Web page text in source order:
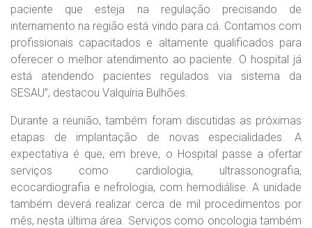
paciente que esteja na regulação precisando de
internamento na região está vindo para cá. Contamos com
profissionais capacitados e altamente qualificados para
oferecer o melhor atendimento ao paciente. O hospital já
está atendendo pacientes regulados via sistema da
SESAU”, destacou Valquíria Bulhões.
Durante a reunião, também foram discutidas as próximas
etapas de implantação de novas especialidades. A
expectativa é que, em breve, o Hospital passe a ofertar
serviços como cardiologia, ultrassonografia,
ecocardiografia e nefrologia, com hemodiálise. A unidade
também deverá realizar cerca de mil procedimentos por
mês, nesta última área. Serviços como oncologia também